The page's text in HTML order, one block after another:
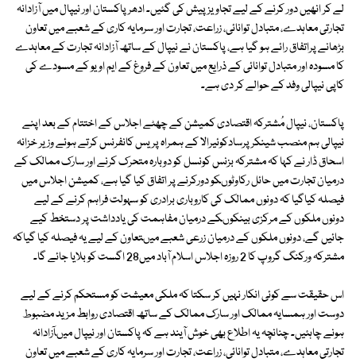
لے کر انھیں دور کرنے کے لیے تجاویز پیش کی گئیں۔ ادھر پاکستان اور نیپال میں آزادانہ
تجارتی معاہدے، متبادل توانائی، زراعت، تجارت اور سرمایہ کاری کے شعبے میں تعاون
بڑھانے پراتفاق رائے ہو گیا ہے، پاکستان نے نیپال کے ساتھ آزادانہ تجارت کے معاہدے
کا مسودہ اور متبادل توانائی کے ذرایع میں تعاون کے فروغ کے ایم او یو کے مسودے کی
کاپی نیپالی وفد کے حوالے کر دی ہے۔
پاکستان، نیپال مُشترکہ اقتصادی کمیشن کے چھٹے اجلاس کے اختتام کے بعد اپنے
نیپالی ہم منصب شینکر پرسادکوئیرالا کے ہمراہ پریس کانفرنس کرتے ہوئے وزیر خزانہ
اسحاق ڈار نے کہا کہ مشترکہ بزنس کونسل کو دوبارہ متحرک کرنے اور سارک ممالک کے
درمیان تجارت میں حائل رکاوٹوںکو دورکرنے پر اتفاق کیا گیا ہے، کمیشن اجلاس میں
فیصلہ کیاگیا کہ دونوں ممالک کی کاروباری برادری کو سہولت فراہم کرنے کے لیے
دونوں ملکوں کے مرکزی بینکوںکے درمیان مفاہمت کی یادداشت پر دستخط کیے
جائیں گے، دونوں ملکوں کے درمیان زرعی شعبے میںتعاون کے لیے یہ فیصلہ کیا گیاکہ
مشترکہ ورکنگ گروپ کا 2 روزہ اجلاس اسلام آباد میں28 اگست کو بلایا جائے گا۔
اس حقیقت سے کوئی انکار نہیں کر سکتا کہ ملکی معیشت کو مستحکم کرنے کے لیے
دوست اور ہمسایہ ممالک اور سارک ممالک کے ساتھ اقتصادی روابط مزید مضبوط
ہونے چاہئیں۔ چنانچہ یہ اطلاع بھی خوش آیند ہے کہ پاکستان اور نیپال میںآزادانہ
تجارتی معاہدے، متبادل توانائی، زراعت، تجارت اور سرمایہ کاری کے شعبے میں تعاون